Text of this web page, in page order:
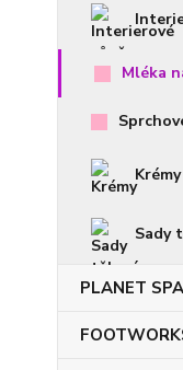
Mléka
Sady
PLANET SPA